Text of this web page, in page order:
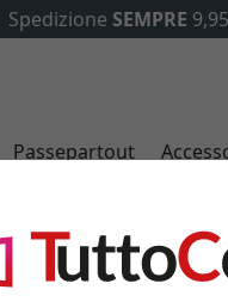
✓500.000 articoli tra
Passepartout
80x80